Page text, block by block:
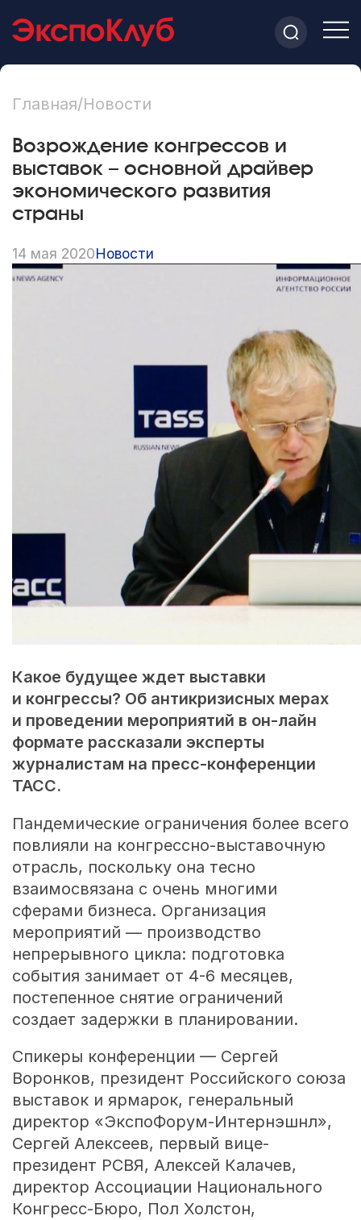
Главная/Новости
Возрождение конгрессов и
выставок – основной драйвер
экономического развития
страны
14 мая 2020Новости
Какое будущее ждет выставки
и конгрессы? Об антикризисных мерах
и проведении мероприятий в он-лайн
формате рассказали эксперты
журналистам на пресс-конференции
ТАСС.
Пандемические ограничения более всего
повлияли на конгрессно-выставочную
отрасль, поскольку она тесно
взаимосвязана с очень многими
сферами бизнеса. Организация
мероприятий — производство
непрерывного цикла: подготовка
события занимает от 4-6 месяцев,
постепенное снятие ограничений
создает задержки в планировании.
Спикеры конференции — Сергей
Воронков, президент Российского союза
выставок и ярмарок, генеральный
директор «ЭкспоФорум-Интернэшнл»,
Сергей Алексеев, первый вице-
президент РСВЯ, Алексей Калачев,
директор Ассоциации Национального
Конгресс-Бюро, Пол Холстон,